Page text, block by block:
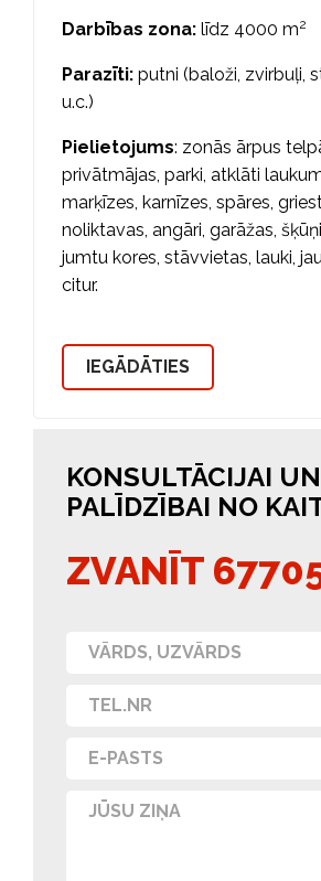
Darbības zona: līdz 4000 m2
Parazīti: putni (baloži, zvirbuļi,
u.c.)
Pielietojums: zonās ārpus
privātmājas, parki, atklāti
marķīzes, karnīzes, spāres,
noliktavas, angāri, garāžas,
jumtu kores, stāvvietas, lauki,
citur.
IEGĀDĀTIES
KONSULTĀCIJAI UN
PALĪDZĪBAI NO
ZVANĪT